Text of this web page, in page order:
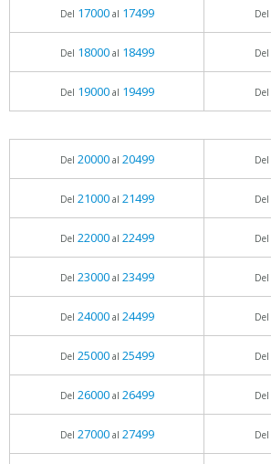
Del 17000al 17499 Del
Del 18000al 18499 Del
Del 19000al 19499 Del
Del 20000al 20499 Del
Del 21000al 21499 Del
Del 22000al 22499 Del
Del 23000al 23499 Del
Del 24000al 24499 Del
Del 25000al 25499 Del
Del 26000al 26499 Del
Del 27000al 27499 Del